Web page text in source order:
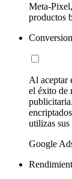
Meta-
productos
Al aceptar
el éxito de
utilizas
Google